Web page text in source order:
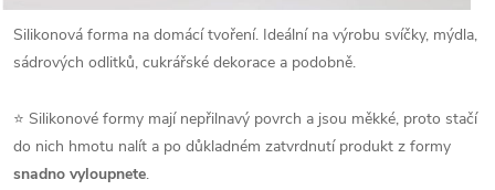
Silikonová forma na domácí tvoření. Ideální na výrobu svíčky, mýdla,
sádrových odlitků, cukrářské dekorace a podobně.
⭐ Silikonové formy mají nepřilnavý povrch a jsou měkké, proto stačí
do nich hmotu nalít a po důkladném zatvrdnutí produkt z formy
snadno vyloupnete.